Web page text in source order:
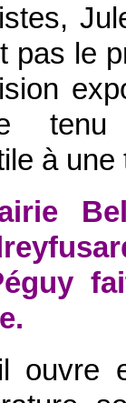
pas le
à une
ouvre